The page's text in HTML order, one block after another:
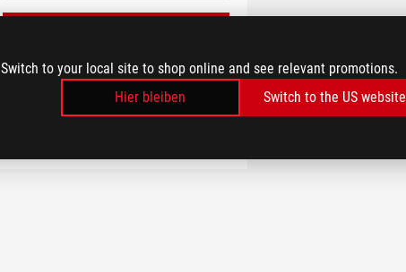
Switch to your local site to shop online and see relevant promotions.
Hier bleiben
Switch to the US website
MEHR ERFAHREN